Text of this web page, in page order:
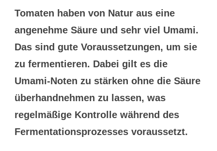
grösseres
Bild
Tomaten haben von Natur aus eine
angenehme Säure und sehr viel Umami.
Das sind gute Voraussetzungen, um sie
zu fermentieren. Dabei gilt es die
Umami-Noten zu stärken ohne die Säure
überhandnehmen zu lassen, was
regelmäßige Kontrolle während des
Fermentationsprozesses voraussetzt.